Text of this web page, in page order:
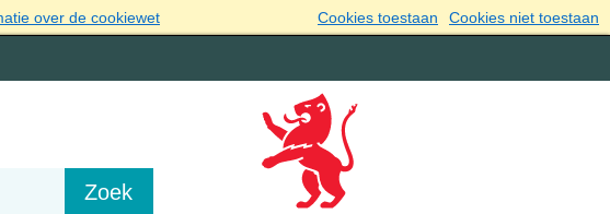
over de cookiewet Cookies toestaan Cookies niet toestaan